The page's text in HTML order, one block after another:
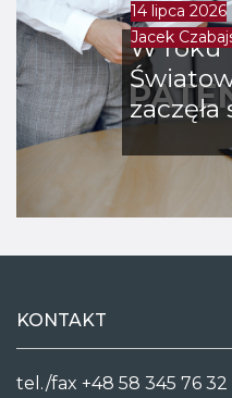
W roku
14 lipca 2026
Jacek
KONTAKT
tel./fax +48 58 345 76 32